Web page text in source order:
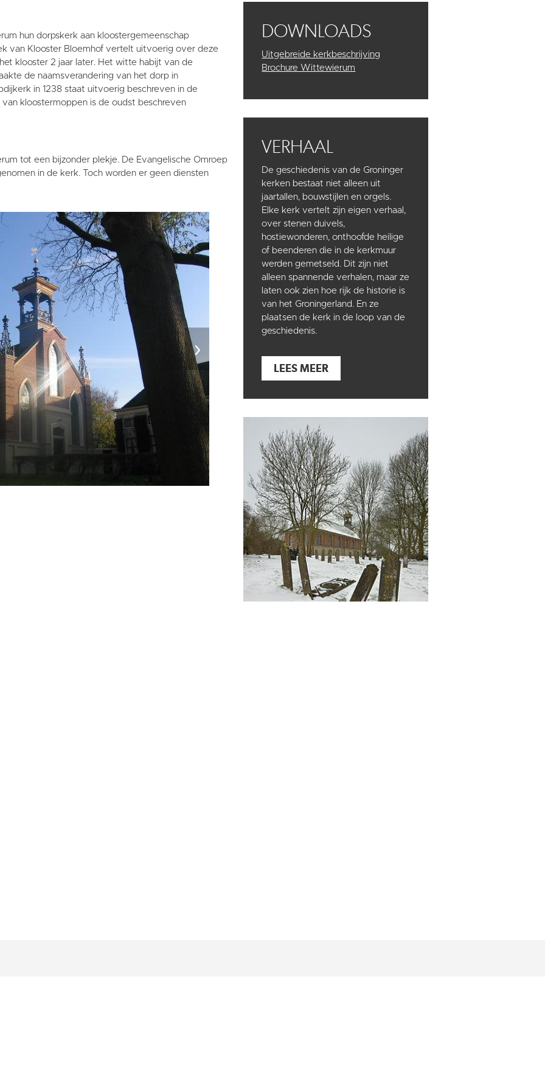
hun dorpskerk aan kloostergemeenschap
van Klooster Bloemhof vertelt uitvoerig over deze
klooster 2 jaar later. Het witte habijt van de
de naamsverandering van het dorp in
in 1238 staat uitvoerig beschreven in de
kloostermoppen is de oudst beschreven
tot een bijzonder plekje. De Evangelische Omroep
in de kerk. Toch worden er geen diensten
›
DOWNLOADS
Uitgebreide kerkbeschrijving
Brochure Wittewierum
VERHAAL
De geschiedenis van de Groninger
kerken bestaat niet alleen uit
jaartallen, bouwstijlen en orgels.
Elke kerk vertelt zijn eigen verhaal,
over stenen duivels,
hostiewonderen, onthoofde heilige
of beenderen die in de kerkmuur
werden gemetseld. Dit zijn niet
alleen spannende verhalen, maar ze
laten ook zien hoe rijk de historie is
van het Groningerland. En ze
plaatsen de kerk in de loop van de
geschiedenis.
LEES MEER